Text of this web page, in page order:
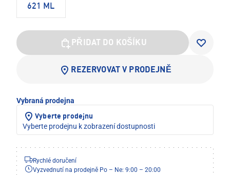
621 ML
PŘIDAT DO KOŠÍKU
REZERVOVAT V PRODEJNĚ
Vybraná prodejna
Vyberte prodejnu
Vyberte prodejnu k zobrazení dostupnosti
Rychlé doručení
Vyzvednutí na prodejně Po – Ne: 9:00 – 20:00